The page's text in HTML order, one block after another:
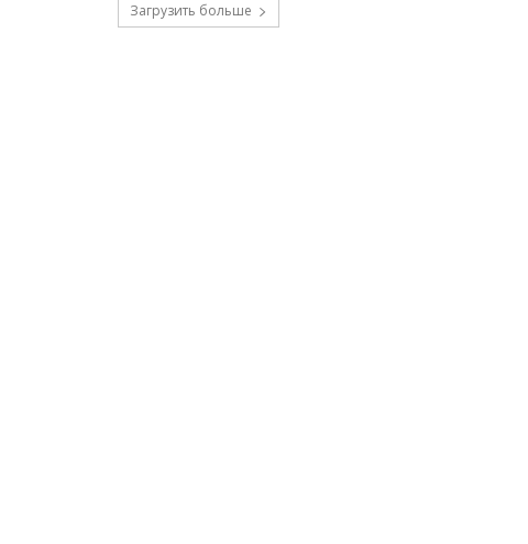
Загрузить больше